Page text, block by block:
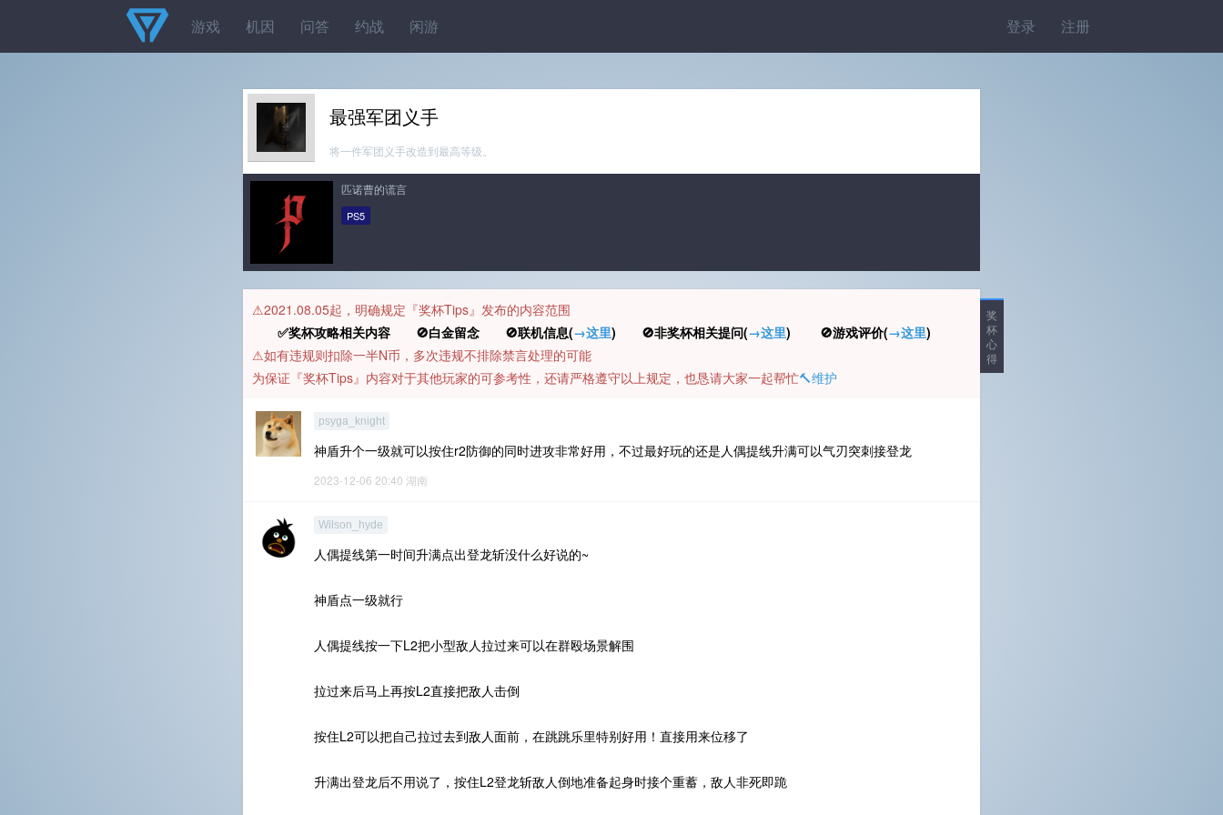
登录 注册
游戏 机因 问答 约战 闲游
最强军团义手
将一件军团义手改造到最高等级。
匹诺曹的谎言
PS5
奖
杯
心
得
⚠️2021.08.05起，明确规定『奖杯Tips』发布的内容范围
✅奖杯攻略相关内容 🚫白金留念 🚫联机信息(→这里) 🚫非奖杯相关提问(→这里) 🚫游戏评价(→这里)
⚠️如有违规则扣除一半N币，多次违规不排除禁言处理的可能
为保证『奖杯Tips』内容对于其他玩家的可参考性，还请严格遵守以上规定，也恳请大家一起帮忙🔨维护
psyga_knight
神盾升个一级就可以按住r2防御的同时进攻非常好用，不过最好玩的还是人偶提线升满可以气刃突刺接登龙
2023-12-06 20:40 湖南
Wilson_hyde
人偶提线第一时间升满点出登龙斩没什么好说的~
神盾点一级就行
人偶提线按一下L2把小型敌人拉过来可以在群殴场景解围
拉过来后马上再按L2直接把敌人击倒
按住L2可以把自己拉过去到敌人面前，在跳跳乐里特别好用！直接用来位移了
升满出登龙后不用说了，按住L2登龙斩敌人倒地准备起身时接个重蓄，敌人非死即跪